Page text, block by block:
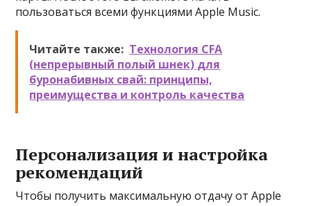
пользоваться всеми функциями Apple Music.
Читайте также: Технология CFA
(непрерывный полый шнек) для
буронабивных свай: принципы,
преимущества и контроль качества
Персонализация и настройка
рекомендаций
Чтобы получить максимальную отдачу от Apple